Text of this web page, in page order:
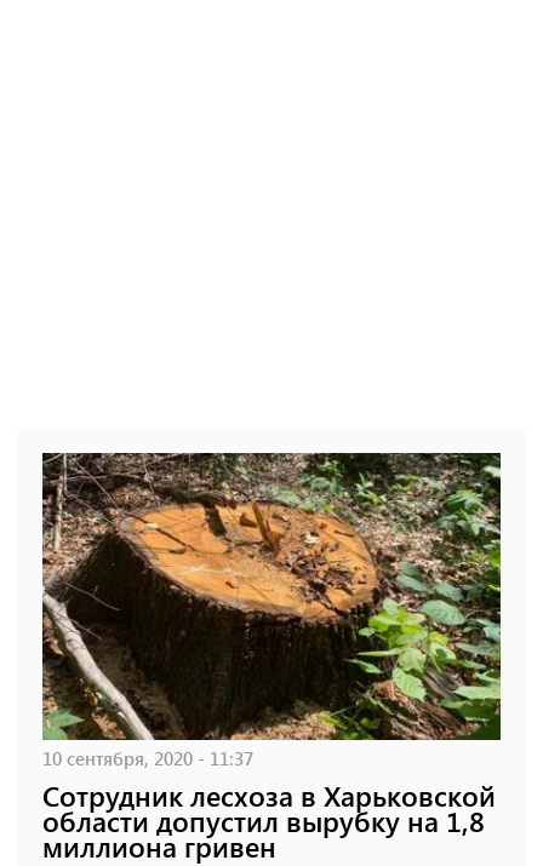
10 сентября, 2020 - 11:37
Сотрудник лесхоза в Харьковской
области допустил вырубку на 1,8
миллиона гривен